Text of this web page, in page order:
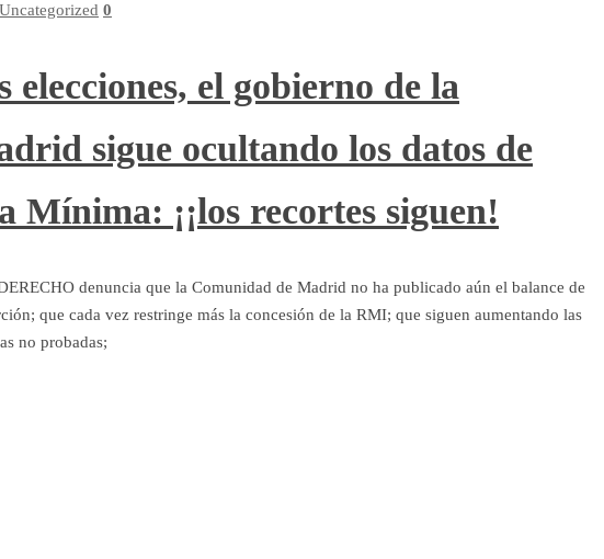
Uncategorized 0
elecciones, el gobierno de la
sigue ocultando los datos de
Mínima: ¡¡los recortes siguen!
denuncia que la Comunidad de Madrid no ha publicado aún el balance de
que cada vez restringe más la concesión de la RMI; que siguen aumentando las
no probadas;